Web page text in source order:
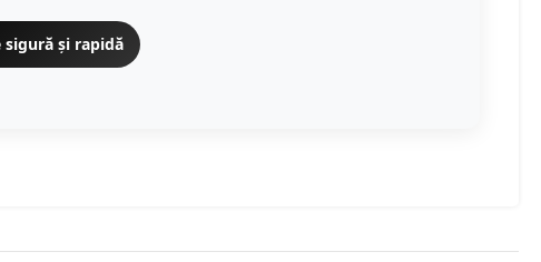
sigură și rapidă